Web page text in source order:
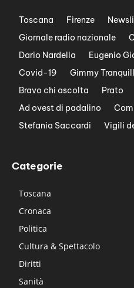
Toscana Firenze
Giornale radio nazionale
Dario Nardella
Eugenio
Covid-19
Gimmy
Bravo chi ascolta
Prato
Ad ovest di padalino
Stefania Saccardi
Vigili
Categorie
Toscana
Cronaca
Politica
Cultura & Spettacolo
Diritti
Sanità